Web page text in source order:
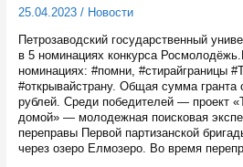
25.04.2023/ Новости
Петрозаводский государственный
в 5 номинациях конкурса
номинациях: #помни, #стирайграницы
#открывайстрану. Общая сумма гранта
рублей. Среди победителей — проект
домой» — молодежная поисковая
переправы Первой партизанской
через озеро Елмозеро. Во время